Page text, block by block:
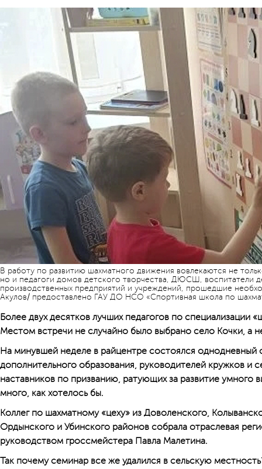
В работу по развитию шахматного движения вовлекаются не
но и педагоги домов детского творчества, ДЮСШ, воспитатели
производственных предприятий и учреждений, прошедшие
Акулов/ предоставлено ГАУ ДО НСО «Спортивная школа по
Более двух десятков лучших педагогов по специализации
Местом встречи не случайно было выбрано село Кочки, а
На минувшей неделе в райцентре состоялся однодневный
дополнительного образования, руководителей кружков и
наставников по призванию, ратующих за развитие умного
много, как хотелось бы.
Коллег по шахматному «цеху» из Доволенского,
Ордынского и Убинского районов собрала отраслевая
руководством гроссмейстера Павла Малетина.
Так почему семинар все же удалился в сельскую